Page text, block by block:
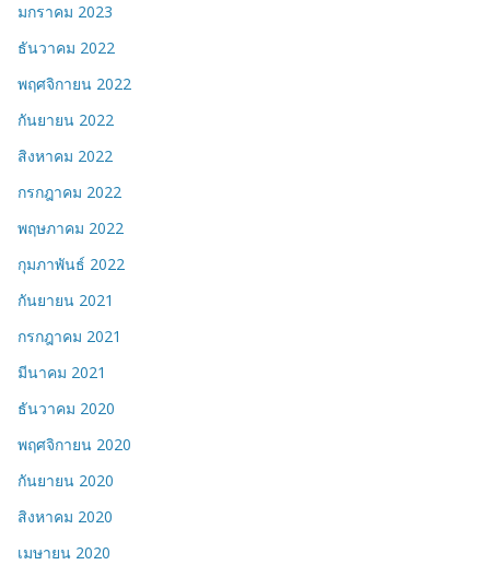
มกราคม 2023
ธันวาคม 2022
พฤศจิกายน 2022
กันยายน 2022
สิงหาคม 2022
กรกฎาคม 2022
พฤษภาคม 2022
กุมภาพันธ์ 2022
กันยายน 2021
กรกฎาคม 2021
มีนาคม 2021
ธันวาคม 2020
พฤศจิกายน 2020
กันยายน 2020
สิงหาคม 2020
เมษายน 2020